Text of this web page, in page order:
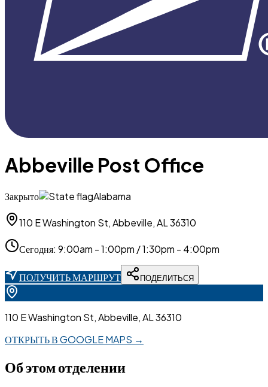
Abbeville Post Office
Закрыто Alabama
110 E Washington St, Abbeville, AL 36310
Сегодня: 9:00am - 1:00pm / 1:30pm - 4:00pm
ПОЛУЧИТЬ МАРШРУТ ПОДЕЛИТЬСЯ
110 E Washington St, Abbeville, AL 36310
ОТКРЫТЬ В GOOGLE MAPS →
Об этом отделении